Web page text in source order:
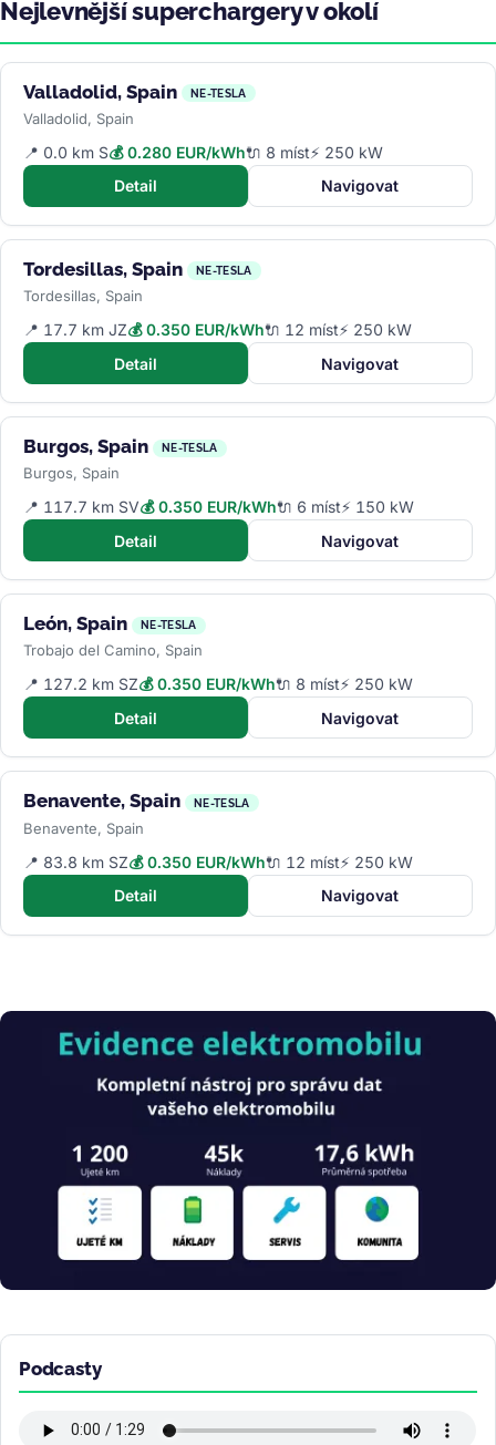
Nejlevnější superchargery v okolí
Valladolid, Spain NE-TESLA
Valladolid, Spain
📍 0.0 km S💰 0.280 EUR/kWh🔌 8 míst⚡ 250 kW
Detail
Navigovat
Tordesillas, Spain NE-TESLA
Tordesillas, Spain
📍 17.7 km JZ💰 0.350 EUR/kWh🔌 12 míst⚡ 250 kW
Detail
Navigovat
Burgos, Spain NE-TESLA
Burgos, Spain
📍 117.7 km SV💰 0.350 EUR/kWh🔌 6 míst⚡ 150 kW
Detail
Navigovat
León, Spain NE-TESLA
Trobajo del Camino, Spain
📍 127.2 km SZ💰 0.350 EUR/kWh🔌 8 míst⚡ 250 kW
Detail
Navigovat
Benavente, Spain NE-TESLA
Benavente, Spain
📍 83.8 km SZ💰 0.350 EUR/kWh🔌 12 míst⚡ 250 kW
Detail
Navigovat
Obrázek
Podcasty